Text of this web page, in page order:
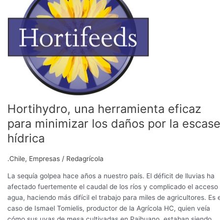
Hortihydro, una herramienta eficaz
para minimizar los daños por la
hídrica
.Chile, Empresas / Redagrícola
La sequía golpea hace años a nuestro país. El déficit de lluvias ha
afectado fuertemente el caudal de los ríos y complicado el acceso
agua, haciendo más difícil el trabajo para miles de agricultores. Es
caso de Ismael Tomielis, productor de la Agrícola HC, quien veía
herramienta
eficaz
para
minimizar
daños
hídrica